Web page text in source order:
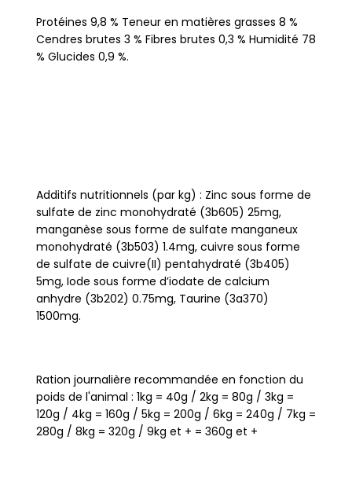
Protéines 9,8 % Teneur en matières grasses 8 %
Cendres brutes 3 % Fibres brutes 0,3 % Humidité 78
% Glucides 0,9 %.
Additifs nutritionnels (par kg) : Zinc sous forme de
sulfate de zinc monohydraté (3b605) 25mg,
manganèse sous forme de sulfate manganeux
monohydraté (3b503) 1.4mg, cuivre sous forme
de sulfate de cuivre(II) pentahydraté (3b405)
5mg, Iode sous forme d’iodate de calcium
anhydre (3b202) 0.75mg, Taurine (3a370)
1500mg.
Ration journalière recommandée en fonction du
poids de l'animal : 1kg = 40g / 2kg = 80g / 3kg =
120g / 4kg = 160g / 5kg = 200g / 6kg = 240g / 7kg =
280g / 8kg = 320g / 9kg et + = 360g et +